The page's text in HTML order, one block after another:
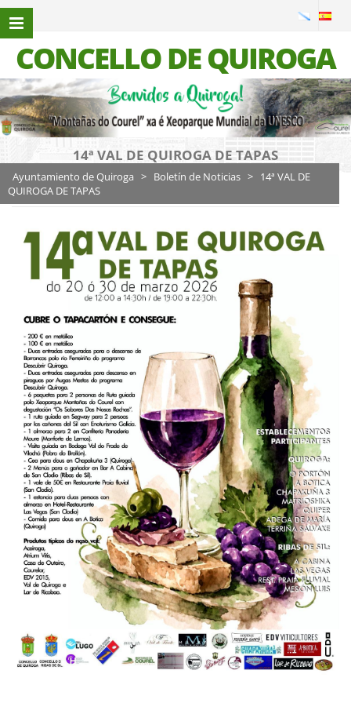
CONCELLO DE QUIROGA
14ª VAL DE QUIROGA DE TAPAS
Ayuntamiento de Quiroga > Boletín de Noticias > 14ª VAL DE
QUIROGA DE TAPAS
Estándar 23 marzo, 2026